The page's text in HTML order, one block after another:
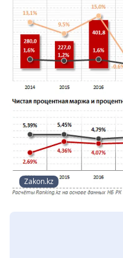
Zakon.kz